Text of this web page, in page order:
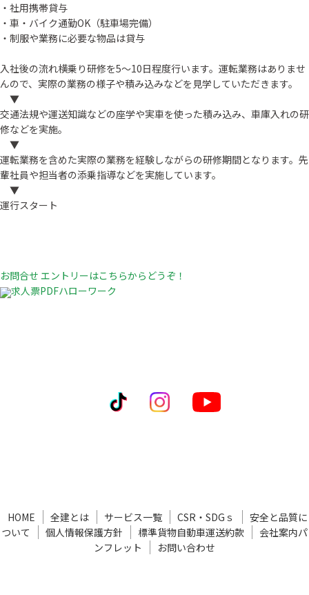
・社用携帯貸与
・車・バイク通勤OK（駐車場完備）
・制服や業務に必要な物品は貸与
入社後の流れ横乗り研修を5～10日程度行います。運転業務はありませ
んので、実際の業務の様子や積み込みなどを見学していただきます。
▼
交通法規や運送知識などの座学や実車を使った積み込み、車庫入れの研
修などを実施。
▼
運転業務を含めた実際の業務を経験しながらの研修期間となります。先
輩社員や担当者の添乗指導などを実施しています。
▼
運行スタート
お問合せ エントリーはこちらからどうぞ！
求人票PDFハローワーク
HOME 全建とは サービス一覧 CSR・SDGｓ
安全と品質に
ついて
個人情報保護方針 標準貨物自動車運送約款
会社案内パ
ンフレット
お問い合わせ